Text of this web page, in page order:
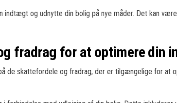
og udnytte din bolig på nye måder. Det kan
fradrag for at optimere din
de skattefordele og fradrag, der er tilgængelige for at